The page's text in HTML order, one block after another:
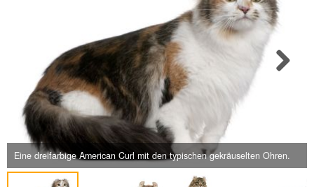
Eine dreifarbige American Curl mit den typischen gekräuselten Ohren.